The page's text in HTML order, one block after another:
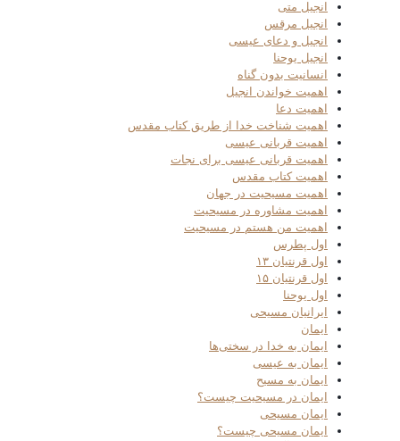
انجیل متی
انجیل مرقس
انجیل و دعای عیسی
انجیل یوحنا
انسانیت بدون گناه
اهمیت خواندن انجیل
اهمیت دعا
اهمیت شناخت خدا از طریق کتاب مقدس
اهمیت قربانی عیسی
اهمیت قربانی عیسی برای نجات
اهمیت کتاب مقدس
اهمیت مسیحیت در جهان
اهمیت مشاوره در مسیحیت
اهمیت من هستم در مسیحیت
اول پطرس
اول قرنتیان ۱۳
اول قرنتیان ۱۵
اول یوحنا
ایرانیان مسیحی
ایمان
ایمان به خدا در سختی‌ها
ایمان به عیسی
ایمان به مسیح
ایمان در مسیحیت چیست؟
ایمان مسیحی
ایمان مسیحی چیست؟